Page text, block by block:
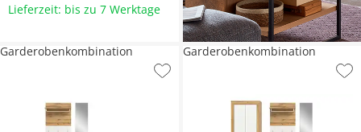
Lieferzeit: bis zu 7 Werktage
Garderobenkombination Garderobenkombination